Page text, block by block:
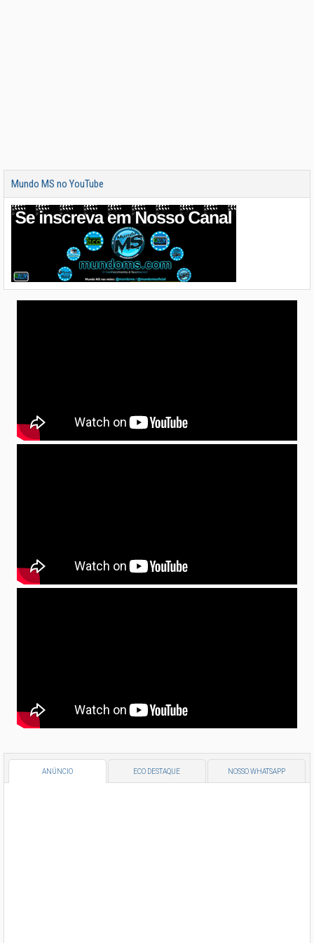
Mundo MS no YouTube
ANÚNCIO ECO DESTAQUE NOSSO WHATSAPP